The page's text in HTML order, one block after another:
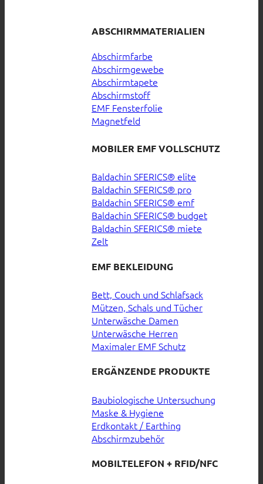
ABSCHIRMMATERIALIEN
Abschirmfarbe
Abschirmgewebe
Abschirmtapete
Abschirmstoff
EMF Fensterfolie
Magnetfeld
MOBILER EMF VOLLSCHUTZ
Baldachin SFERICS® elite
Baldachin SFERICS® pro
Baldachin SFERICS® emf
Baldachin SFERICS® budget
Baldachin SFERICS® miete
Zelt
EMF BEKLEIDUNG
Bett, Couch und Schlafsack
Mützen, Schals und Tücher
Unterwäsche Damen
Unterwäsche Herren
Maximaler EMF Schutz
ERGÄNZENDE PRODUKTE
Baubiologische Untersuchung
Maske & Hygiene
Erdkontakt / Earthing
Abschirmzubehör
MOBILTELEFON + RFID/NFC